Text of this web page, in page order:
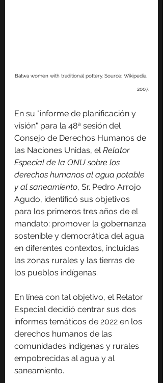
Batwa women with traditional pottery. Source: Wikipedia,
2007.
En su "informe de planificación y
visión" para la 48ª sesión del
Consejo de Derechos Humanos de
las Naciones Unidas, el Relator
Especial de la ONU sobre los
derechos humanos al agua potable
y al saneamiento, Sr. Pedro Arrojo
Agudo, identificó sus objetivos
para los primeros tres años de el
mandato: promover la gobernanza
sostenible y democrática del agua
en diferentes contextos, incluidas
las zonas rurales y las tierras de
los pueblos indígenas.
En línea con tal objetivo, el Relator
Especial decidió centrar sus dos
informes temáticos de 2022 en los
derechos humanos de las
comunidades indígenas y rurales
empobrecidas al agua y al
saneamiento.